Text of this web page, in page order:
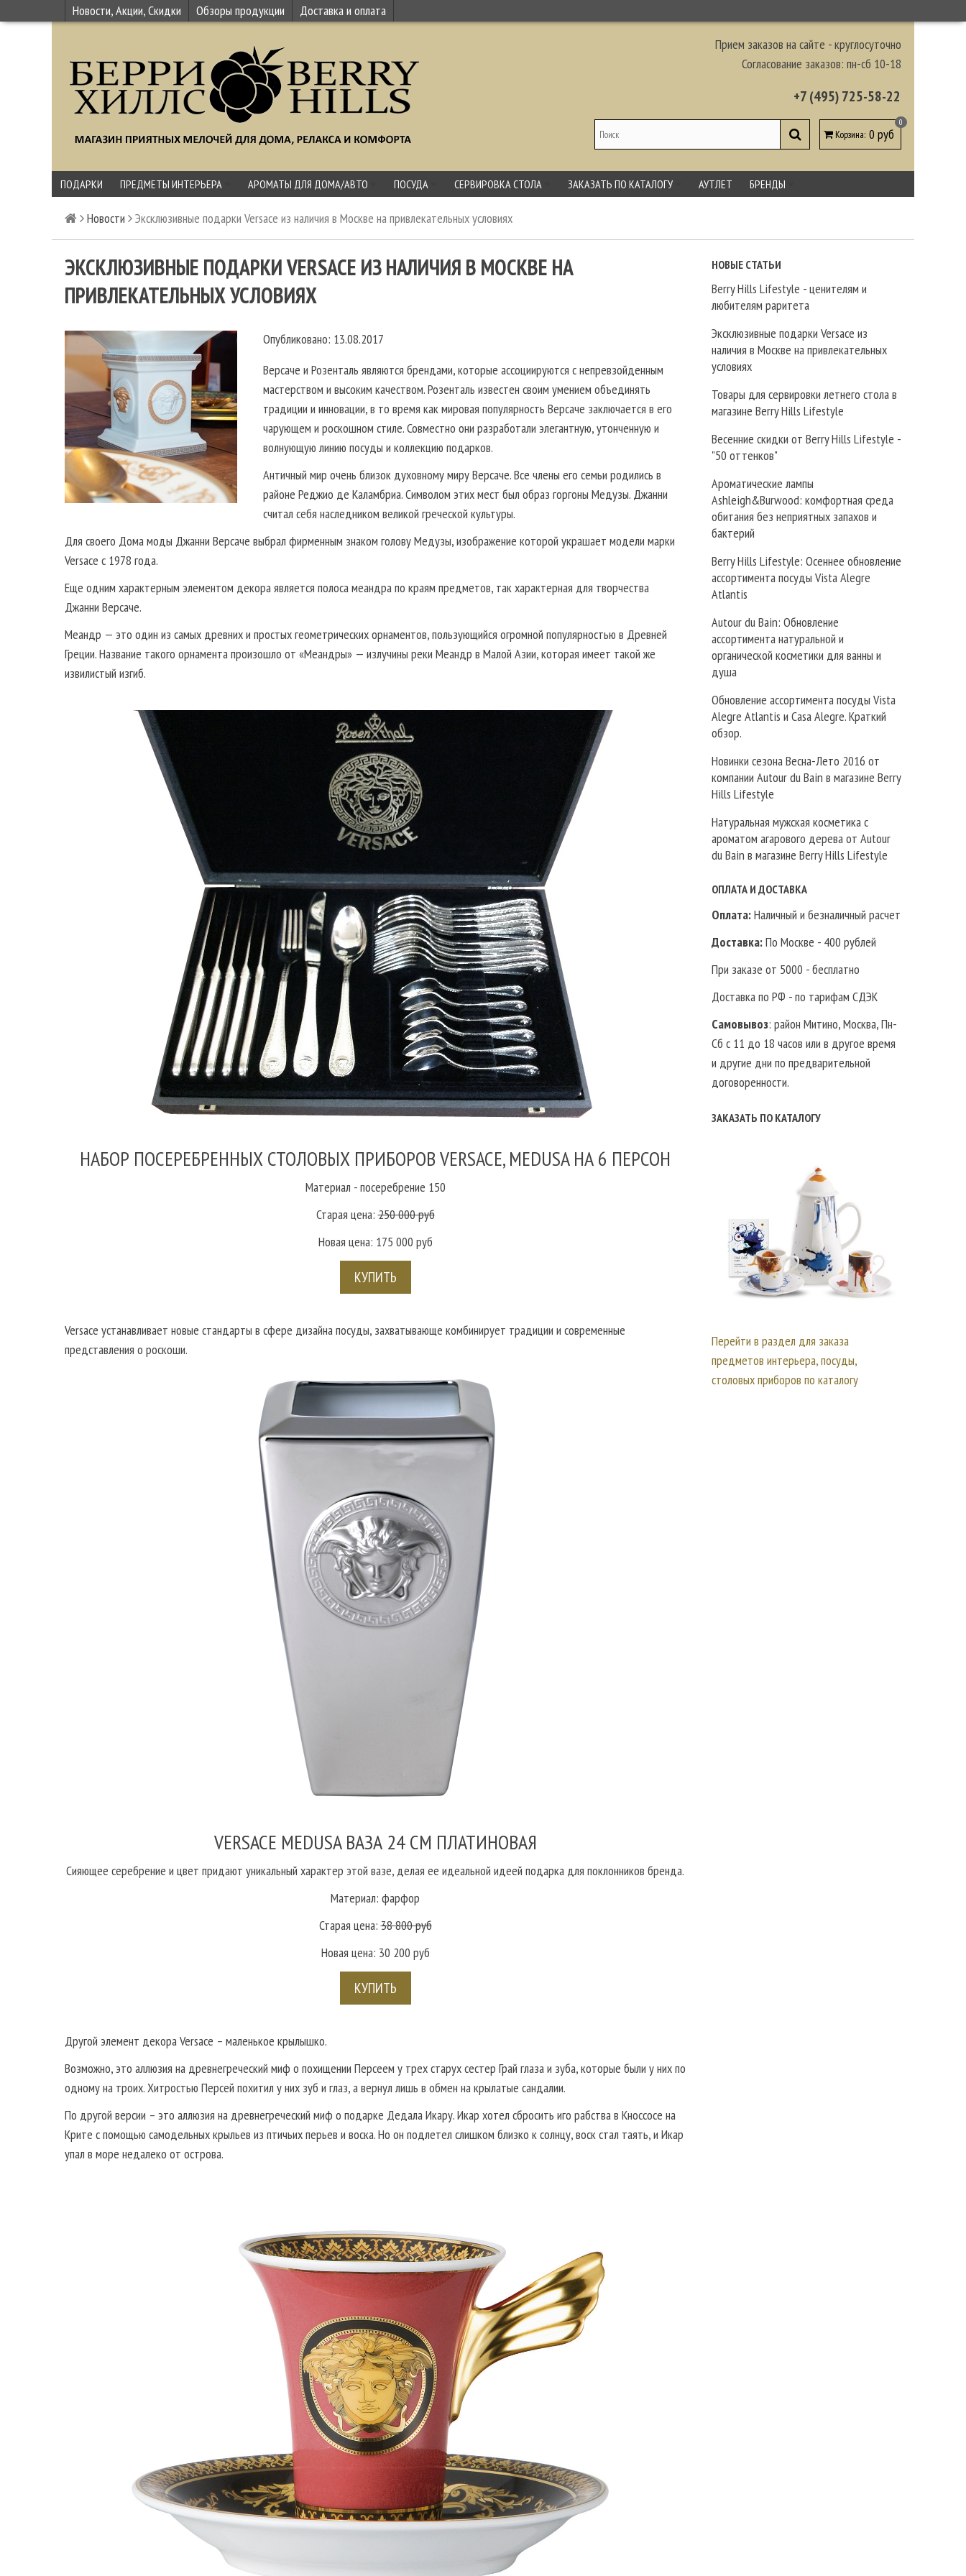
Новости, Акции, Скидки Обзоры продукции Доставка и оплата
Прием заказов на сайте - круглосуточно
Согласование заказов: пн-сб 10-18
+7 (495) 725-58-22
Корзина:
0
0 руб
ПОДАРКИ ПРЕДМЕТЫ ИНТЕРЬЕРА АРОМАТЫ ДЛЯ ДОМА/АВТО ПОСУДА СЕРВИРОВКА СТОЛА ЗАКАЗАТЬ ПО КАТАЛОГУ АУТЛЕТ БРЕНДЫ
Новости Эксклюзивные подарки Versace из наличия в Москве на привлекательных условиях
НОВЫЕ СТАТЬИ
Berry Hills Lifestyle - ценителям и
любителям раритета
Эксклюзивные подарки Versace из
наличия в Москве на привлекательных
условиях
Товары для сервировки летнего стола в
магазине Berry Hills Lifestyle
Весенние скидки от Berry Hills Lifestyle -
"50 оттенков"
Ароматические лампы
Ashleigh&Burwood: комфортная среда
обитания без неприятных запахов и
бактерий
Berry Hills Lifestyle: Осеннее обновление
ассортимента посуды Vista Alegre
Atlantis
Autour du Bain: Обновление
ассортимента натуральной и
органической косметики для ванны и
душа
Обновление ассортимента посуды Vista
Alegre Atlantis и Casa Alegre. Краткий
обзор.
Новинки сезона Весна-Лето 2016 от
компании Autour du Bain в магазине Berry
Hills Lifestyle
Натуральная мужская косметика с
ароматом агарового дерева от Autour
du Bain в магазине Berry Hills Lifestyle
ОПЛАТА И ДОСТАВКА
Оплата:Наличный и безналичный расчет
Доставка:По Москве - 400 рублей
При заказе от 5000 - бесплатно
Доставка по РФ - по тарифам СДЭК
Самовывоз: район Митино, Москва, Пн-
Сб с 11 до 18 часов или в другое время
и другие дни по предварительной
договоренности.
ЗАКАЗАТЬ ПО КАТАЛОГУ
Перейти в раздел для заказа
предметов интерьера, посуды,
столовых приборов по каталогу
ЭКСКЛЮЗИВНЫЕ ПОДАРКИ VERSACE ИЗ НАЛИЧИЯ В МОСКВЕ НА
ПРИВЛЕКАТЕЛЬНЫХ УСЛОВИЯХ
Опубликовано: 13.08.2017
Версаче и Розенталь являются брендами, которые ассоциируются с непревзойденным
мастерством и высоким качеством. Розенталь известен своим умением объединять
традиции и инновации, в то время как мировая популярность Версаче заключается в его
чарующем и роскошном стиле. Совместно они разработали элегантную, утонченную и
волнующую линию посуды и коллекцию подарков.
Античный мир очень близок духовному миру Версаче. Все члены его семьи родились в
районе Реджио де Каламбриа. Символом этих мест был образ горгоны Медузы. Джанни
считал себя наследником великой греческой культуры.
Для своего Дома моды Джанни Версаче выбрал фирменным знаком голову Медузы, изображение которой украшает модели марки
Versace с 1978 года.
Еще одним характерным элементом декора является полоса меандра по краям предметов, так характерная для творчества
Джанни Версаче.
Меандр — это один из самых древних и простых геометрических орнаментов, пользующийся огромной популярностью в Древней
Греции. Название такого орнамента произошло от «Меандры» — излучины реки Меандр в Малой Азии, которая имеет такой же
извилистый изгиб.
НАБОР ПОСЕРЕБРЕННЫХ СТОЛОВЫХ ПРИБОРОВ VERSACE, MEDUSA НА 6 ПЕРСОН
Материал - посеребрение 150
Старая цена:250 000 руб
Новая цена: 175 000 руб
КУПИТЬ
Versace устанавливает новые стандарты в сфере дизайна посуды, захватывающе комбинирует традиции и современные
представления о роскоши.
VERSACE MEDUSA ВАЗА 24 СМ ПЛАТИНОВАЯ
Сияющее серебрение и цвет придают уникальный характер этой вазе, делая ее идеальной идеей подарка для поклонников бренда.
Материал: фарфор
Старая цена:38 800 руб
Новая цена: 30 200 руб
КУПИТЬ
Другой элемент декора Versace – маленькое крылышко.
Возможно, это аллюзия на древнегреческий миф о похищении Персеем у трех старух сестер Грай глаза и зуба, которые были у них по
одному на троих. Хитростью Персей похитил у них зуб и глаз, а вернул лишь в обмен на крылатые сандалии.
По другой версии – это аллюзия на древнегреческий миф о подарке Дедала Икару. Икар хотел сбросить иго рабства в Кноссосе на
Крите с помощью самодельных крыльев из птичьих перьев и воска. Но он подлетел слишком близко к солнцу, воск стал таять, и Икар
упал в море недалеко от острова.